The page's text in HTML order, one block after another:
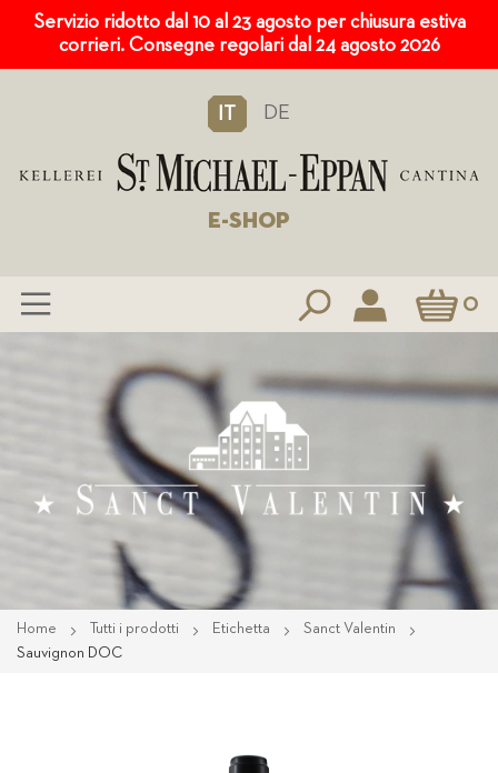
Servizio ridotto dal 10 al 23 agosto per chiusura estiva
corrieri. Consegne regolari dal 24 agosto 2026
IT DE
E-SHOP
Carrello0
Home Tutti i prodotti Etichetta
Sanct Valentin
Sauvignon DOC